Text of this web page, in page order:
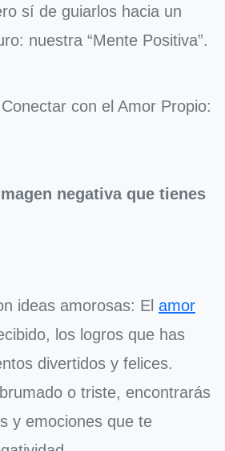
sí de guiarlos hacia un
nuestra “Mente Positiva”.
con el Amor Propio:
negativa que tienes
ideas amorosas: El amor
los logros que has
divertidos y felices.
o triste, encontrarás
y emociones que te